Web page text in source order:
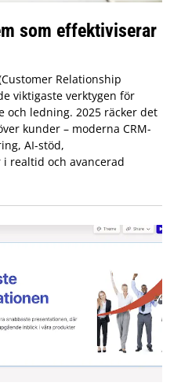
som effektiviserar
Relationship
viktigaste verktygen för
och ledning. 2025 räcker det
kunder – moderna CRM-
AI-stöd,
realtid och avancerad